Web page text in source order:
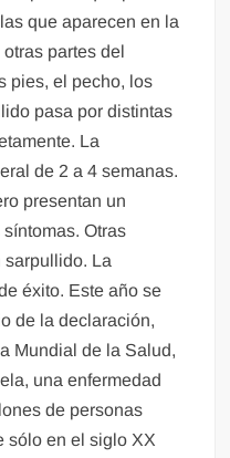
que aparecen en la
partes del
pies, el pecho, los
pasa por distintas
La
de 2 a 4 semanas.
presentan un
Otras
sarpullido. La
éxito. Este año se
de la declaración,
Mundial de la Salud,
una enfermedad
de personas
sólo en el siglo XX